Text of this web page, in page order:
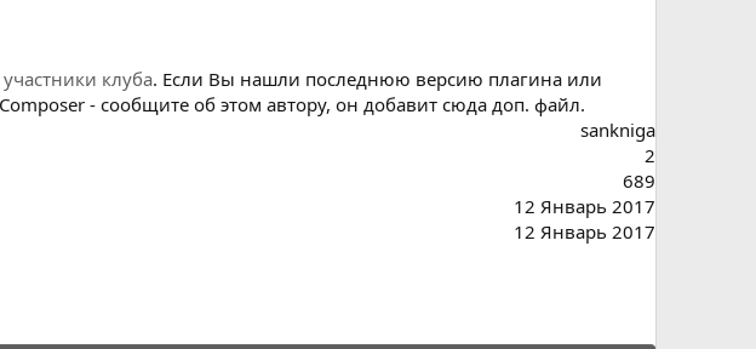
участники клуба. Если Вы нашли последнюю версию плагина или
- сообщите об этом автору, он добавит сюда доп. файл.
sankniga
2
689
12 Январь 2017
12 Январь 2017